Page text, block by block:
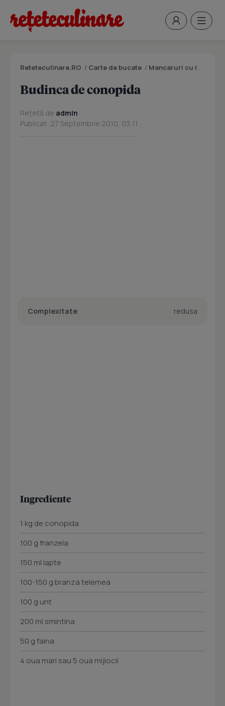
Reteteculinare.RO / Carte de bucate / Mancaruri cu legume si zarzavaturi
Budinca de conopida
Rețetă de admin
Publicat: 27 Septembrie 2010, 03:11
Complexitate redusa
Ingrediente
1 kg de conopida
100 g franzela
150 ml lapte
100-150 g branza telemea
100 g unt
200 ml smintina
50 g faina
4 oua mari sau 5 oua mijlocii